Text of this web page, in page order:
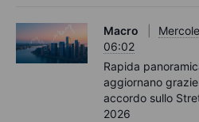
Macro
06:02
Rapida
aggiornano
accordo sullo
2026